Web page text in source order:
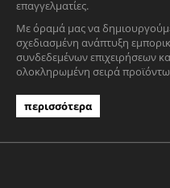
επαγγελματίες.
Με όραμά μας να δημιουργούμε
σχεδιασμένη ανάπτυξη
συνδεδεμένων επιχειρήσεων
ολοκληρωμένη σειρά
περισσότερα